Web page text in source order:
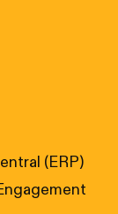
Quebec
(ERP)